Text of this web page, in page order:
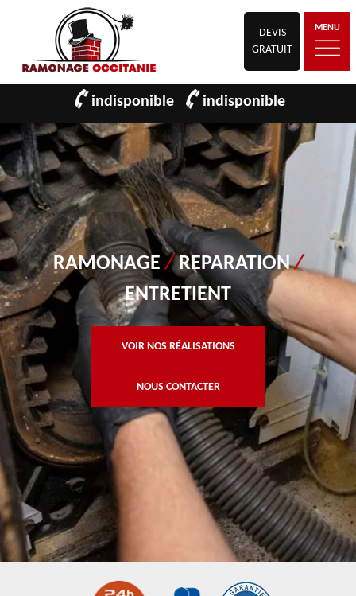
DEVIS
GRATUIT
MENU
indisponible indisponible
RAMONAGE/REPARATION/
ENTRETIENT
VOIR NOS RÉALISATIONS
NOUS CONTACTER